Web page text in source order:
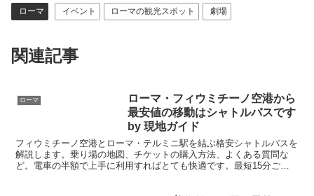
ローマ イベント ローマの観光スポット 劇場
関連記事
ローマ
ローマ・フィウミチーノ空港から
最安値の移動はシャトルバスです
by 現地ガイド
フィウミチーノ空港とローマ・テルミニ駅を結ぶ格安シャトルバスを
解説します。乗り場の地図、チケットの購入方法、よくある質問な
ど。電車の半額で上手に利用すればとても快適です。最短15分ごと